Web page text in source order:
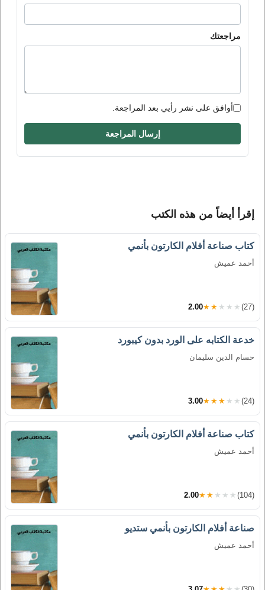
مراجعتك
أوافق على نشر رأيي بعد المراجعة.
إرسال المراجعة
إقرأ أيضاً من هذه الكتب
كتاب صناعة أفلام الكارتون بأنمي
أحمد عميش
2.00★★★★★ (27)
خدعة الكتابه على الورد بدون كيبورد
حسام الدين سليمان
3.00★★★★★ (24)
كتاب صناعة أفلام الكارتون بأنمي
أحمد عميش
2.00★★★★★ (104)
صناعة أفلام الكارتون بأنمي ستديو
أحمد عميش